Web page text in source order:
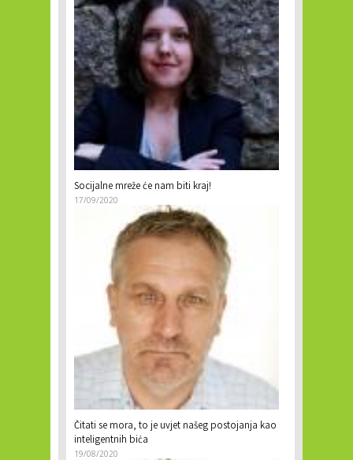
Socijalne mreže će nam biti kraj!
17/09/2020
Čitati se mora, to je uvjet našeg postojanja kao
inteligentnih bića
19/08/2020